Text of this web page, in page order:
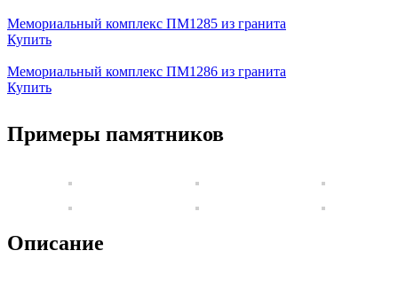
Мемориальный комплекс ПМ1285 из гранита
Купить
Мемориальный комплекс ПМ1286 из гранита
Купить
Примеры памятников
Описание